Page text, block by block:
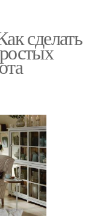
сделать